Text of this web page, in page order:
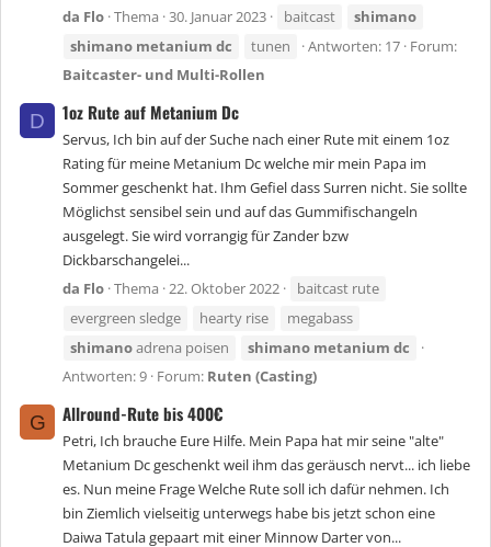
da Flo Thema 30. Januar 2023 baitcast
shimano
shimano metanium dc tunen Antworten: 17 Forum:
Baitcaster- und Multi-Rollen
D 1oz Rute auf Metanium Dc
Servus, Ich bin auf der Suche nach einer Rute mit einem 1oz
Rating für meine Metanium Dc welche mir mein Papa im
Sommer geschenkt hat. Ihm Gefiel dass Surren nicht. Sie sollte
Möglichst sensibel sein und auf das Gummifischangeln
ausgelegt. Sie wird vorrangig für Zander bzw
Dickbarschangelei...
da Flo Thema 22. Oktober 2022
baitcast rute
evergreen sledge
hearty rise
megabass
shimanoadrena poisen shimano metanium dc
Antworten: 9 Forum: Ruten (Casting)
G Allround-Rute bis 400€
Petri, Ich brauche Eure Hilfe. Mein Papa hat mir seine "alte"
Metanium Dc geschenkt weil ihm das geräusch nervt... ich liebe
es. Nun meine Frage Welche Rute soll ich dafür nehmen. Ich
bin Ziemlich vielseitig unterwegs habe bis jetzt schon eine
Daiwa Tatula gepaart mit einer Minnow Darter von...